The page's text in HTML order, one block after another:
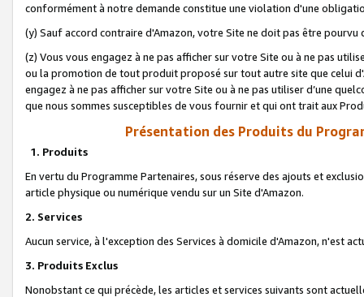
conformément à notre demande constitue une violation d'une
(y) Sauf accord contraire d'Amazon, votre Site ne doit pas être
(z) Vous vous engagez à ne pas afficher sur votre Site ou à ne pas
ou la promotion de tout produit proposé sur tout autre site que celui
engagez à ne pas afficher sur votre Site ou à ne pas utiliser d’une
que nous sommes susceptibles de vous fournir et qui ont trait aux
Présentation des Produits du
1. Produits
En vertu du Programme Partenaires, sous réserve des ajouts et
article physique ou numérique vendu sur un Site d'Amazon.
2. Services
Aucun service, à l'exception des Services à domicile d'Amazon, n'est
3. Produits Exclus
Nonobstant ce qui précède, les articles et services suivants sont